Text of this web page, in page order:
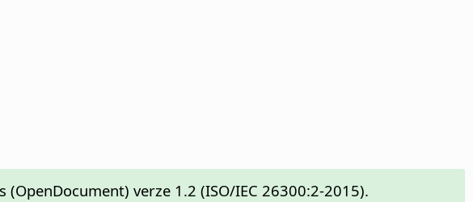
verze 1.2 (ISO/IEC 26300:2-2015).